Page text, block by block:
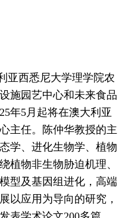
亚西悉尼大学理学院农
施园艺中心和未来食品
年5月起将在澳大利亚
主任。陈仲华教授的主
学、进化生物学、植物
植物非生物胁迫机理、
型及基因组进化，高端
以应用为导向的研究，